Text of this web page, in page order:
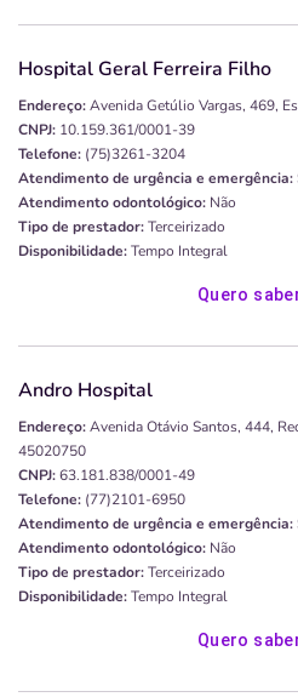
Hospital Geral Ferreira Filho
Endereço:Avenida Getúlio Vargas, 469,
CNPJ: 10.159.361/0001-39
Telefone: (75)3261-3204
Atendimento de urgência e emergência:
Atendimento odontológico: Não
Tipo de prestador:Terceirizado
Disponibilidade:Tempo Integral
Quero
Andro Hospital
Endereço:Avenida Otávio Santos, 444,
45020750
CNPJ:63.181.838/0001-49
Telefone: (77)2101-6950
Atendimento de urgência e emergência:
Atendimento odontológico: Não
Tipo de prestador:Terceirizado
Disponibilidade:Tempo Integral
Quero